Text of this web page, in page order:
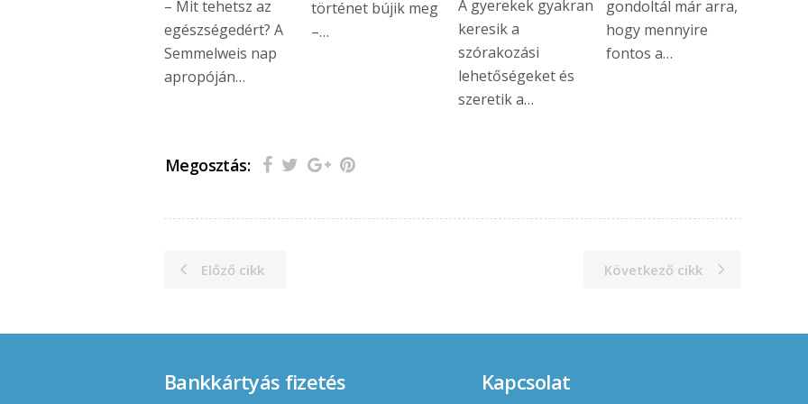
– Mit tehetsz az
egészségedért? A
Semmelweis nap
apropóján…
történet bújik meg
–…
A gyerekek gyakran
keresik a
szórakozási
lehetőségeket és
szeretik a…
gondoltál már arra,
hogy mennyire
fontos a…
Megosztás:
Előző cikk Következő cikk
Bankkártyás fizetés Kapcsolat